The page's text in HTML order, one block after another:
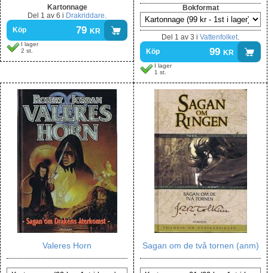
Kartonnage
Del 1 av 6 i Drakriddare.
Köp
79 kr
I lager
2 st.
Bokformat
Del 1 av 3 i Vattenfolket.
Köp
99 kr
I lager
1 st.
Valeres Horn Sagan om de två tornen (anm)